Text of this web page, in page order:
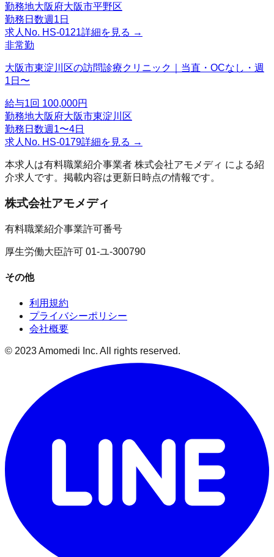
勤務地大阪府大阪市平野区
勤務日数週1日
求人No. HS-0121詳細を見る →
非常勤
大阪市東淀川区の訪問診療クリニック｜当直・OCなし・週
1日〜
給与1回 100,000円
勤務地大阪府大阪市東淀川区
勤務日数週1〜4日
求人No. HS-0179詳細を見る →
本求人は有料職業紹介事業者 株式会社アモメディ による紹
介求人です。掲載内容は更新日時点の情報です。
株式会社アモメディ
有料職業紹介事業許可番号
厚生労働大臣許可 01-ユ-300790
その他
利用規約
プライバシーポリシー
会社概要
© 2023 Amomedi Inc. All rights reserved.